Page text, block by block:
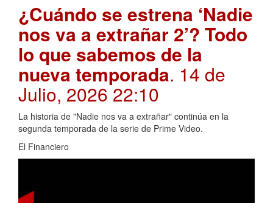
¿Cuándo se estrena ‘Nadie
nos va a extrañar 2’? Todo
lo que sabemos de la
nueva temporada. 14 de
Julio, 2026 22:10
La historia de "Nadie nos va a extrañar" continúa en la
segunda temporada de la serie de Prime Video.
El Financiero